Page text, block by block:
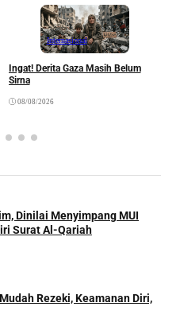
Internasional
Ingat! Derita Gaza Masih Belum
Sirna
08/08/2026
Dinilai Menyimpang MUI
Surat Al-Qariah
Rezeki, Keamanan Diri,